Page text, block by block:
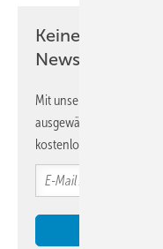
Keine Zeit?
Newsletter!
Mit unserem Newsletter
ausgewählte
kostenlos direkt ins